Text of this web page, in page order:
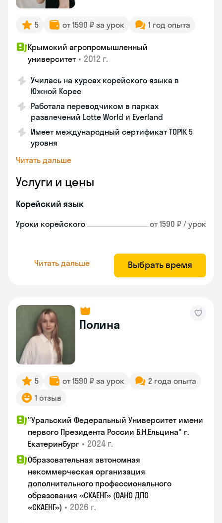
5 от 1590 ₽ за урок 1 год опыта
Крымский агропромышленный
университет • 2012 г.
Училась на курсах корейского языка в
Южной Корее
Работала переводчиком в парках
развлечений Lotte World и Everland
Имеет международный сертификат TOPIK 5
уровня
Читать дальше
Услуги и цены
Корейский язык
Уроки корейского от 1590 ₽ / урок
Читать дальше Выбрать время
Полина
5 от 1590 ₽ за урок
2 года опыта
1 отзыв
"Уральский Федеральный Университет имени
первого Президента России Б.Н.Ельцина" г.
Екатеринбург • 2024 г.
Образовательная автономная
некоммерческая организация
дополнительного профессионального
образования «СКАЕНГ» (ОАНО ДПО
«СКАЕНГ») • 2026 г.